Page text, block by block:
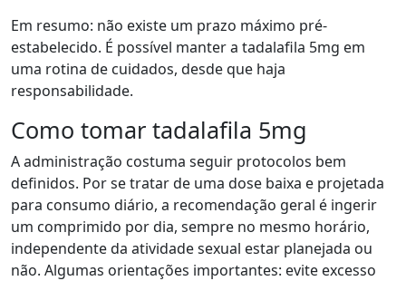
Em resumo: não existe um prazo máximo pré-
estabelecido. É possível manter a tadalafila 5mg em
uma rotina de cuidados, desde que haja
responsabilidade.
Como tomar tadalafila 5mg
A administração costuma seguir protocolos bem
definidos. Por se tratar de uma dose baixa e projetada
para consumo diário, a recomendação geral é ingerir
um comprimido por dia, sempre no mesmo horário,
independente da atividade sexual estar planejada ou
não. Algumas orientações importantes: evite excesso